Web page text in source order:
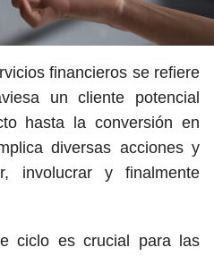
financieros se refiere
un cliente potencial
hasta la conversión en
diversas acciones y
involucrar y finalmente
ciclo es crucial para las